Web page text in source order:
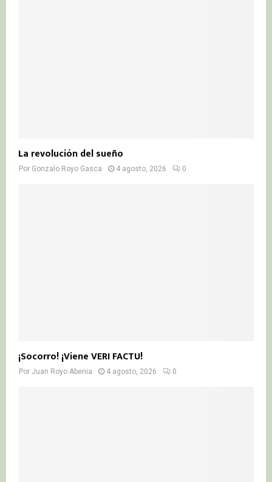
La revolución del sueño
Por Gonzalo Royo Gasca 4 agosto, 2026 0
¡Socorro! ¡Viene VERI FACTU!
Por Juan Royo Abenia 4 agosto, 2026 0